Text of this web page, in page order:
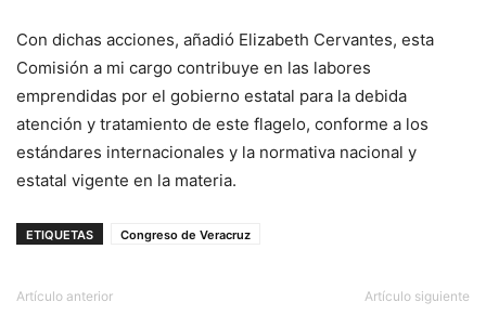
Con dichas acciones, añadió Elizabeth Cervantes, esta
Comisión a mi cargo contribuye en las labores
emprendidas por el gobierno estatal para la debida
atención y tratamiento de este flagelo, conforme a los
estándares internacionales y la normativa nacional y
estatal vigente en la materia.
ETIQUETAS Congreso de Veracruz
Artículo anterior Artículo siguiente